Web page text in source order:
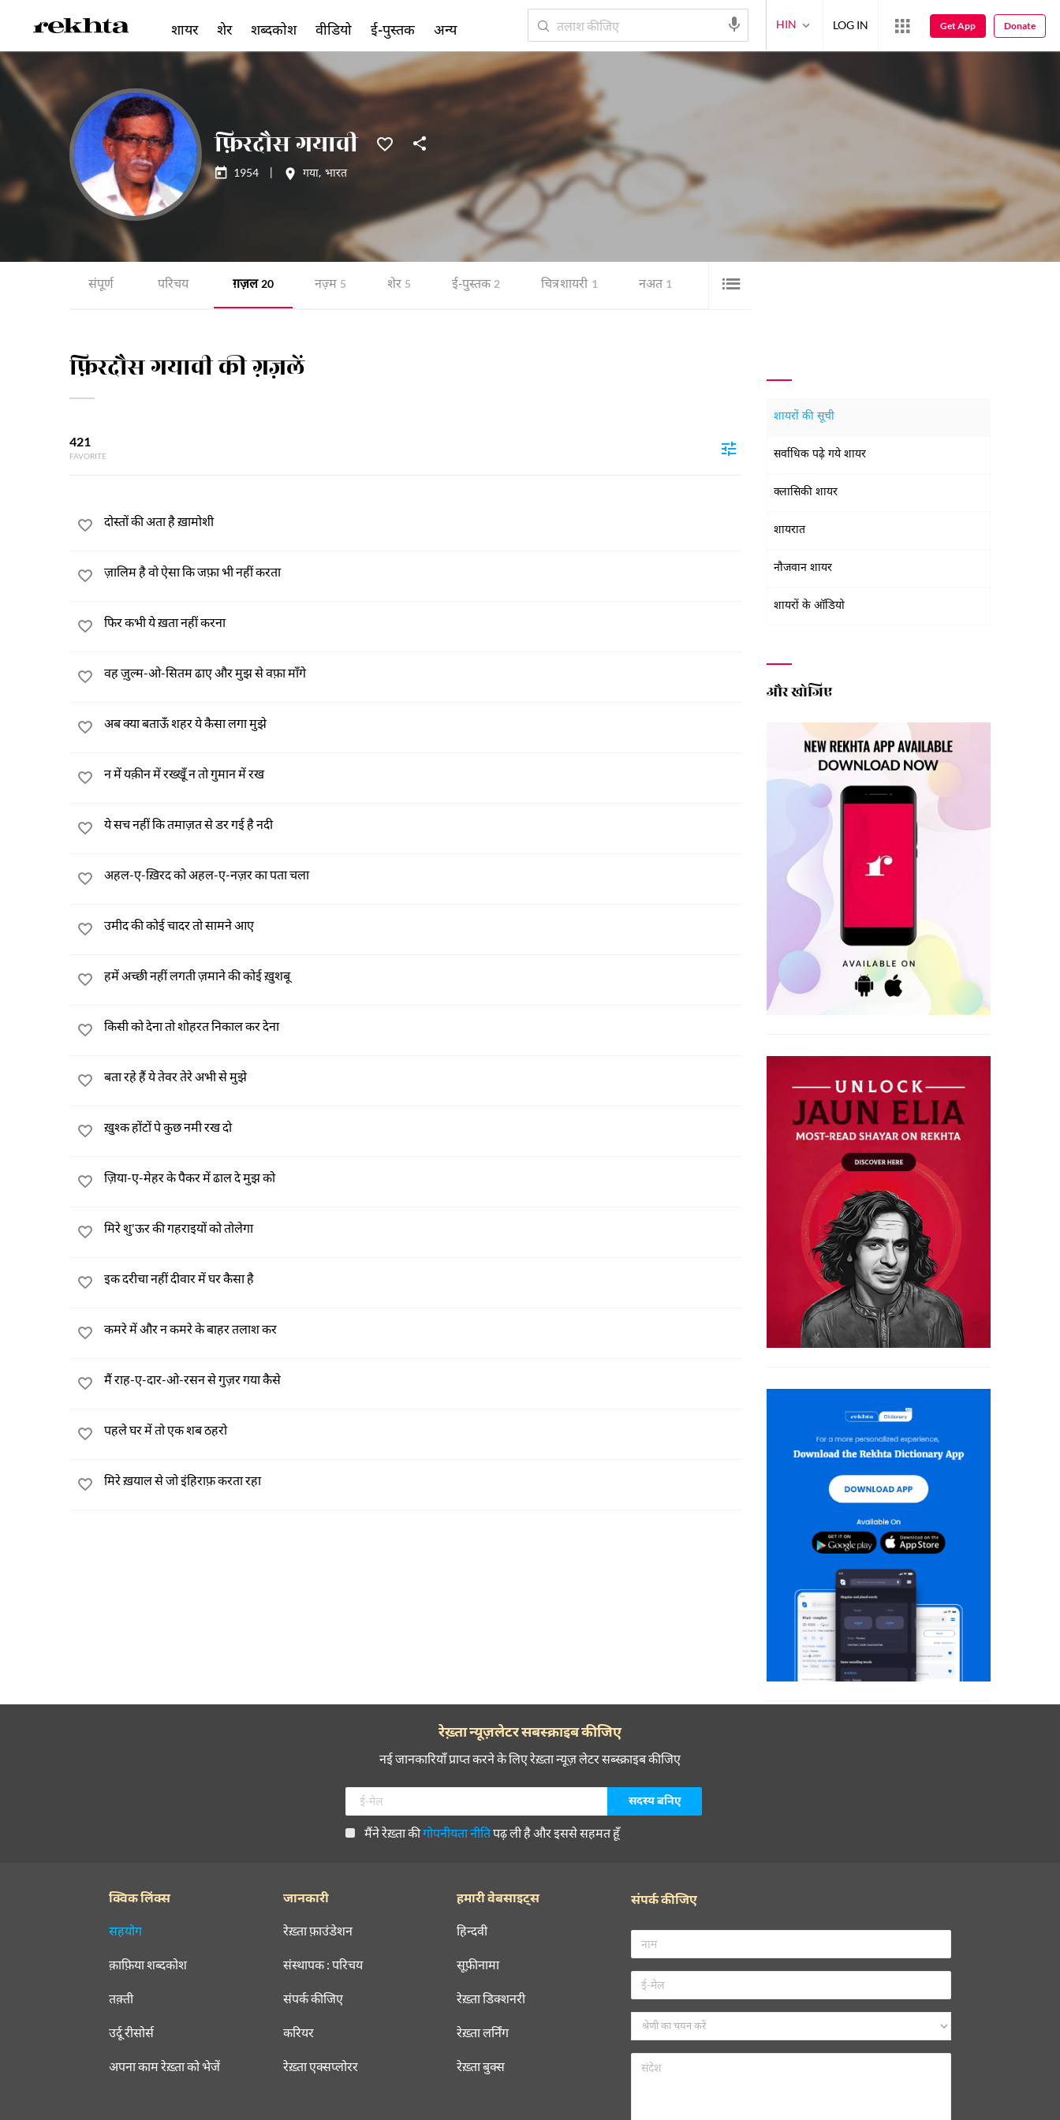
फ़िरदौस गयावी
1954 गया, भारत
संपूर्ण परिचय ग़ज़ल 20 नज़्म 5 शेर 5 ई-पुस्तक 2 चित्र शायरी 1 नअत 1
फ़िरदौस गयावी की ग़ज़लें
421
FAVORITE
दोस्तों की अता है ख़ामोशी
ज़ालिम है वो ऐसा कि जफ़ा भी नहीं करता
फिर कभी ये ख़ता नहीं करना
वह ज़ुल्म-ओ-सितम ढाए और मुझ से वफ़ा माँगे
अब क्या बताऊँ शहर ये कैसा लगा मुझे
न में यक़ीन में रख्खूँ न तो गुमान में रख
ये सच नहीं कि तमाज़त से डर गई है नदी
अहल-ए-ख़िरद को अहल-ए-नज़र का पता चला
उमीद की कोई चादर तो सामने आए
हमें अच्छी नहीं लगती ज़माने की कोई ख़ुशबू
किसी को देना तो शोहरत निकाल कर देना
बता रहे हैं ये तेवर तेरे अभी से मुझे
ख़ुश्क होंटों पे कुछ नमी रख दो
ज़िया-ए-मेहर के पैकर में ढाल दे मुझ को
मिरे शु'ऊर की गहराइयों को तोलेगा
इक दरीचा नहीं दीवार में घर कैसा है
कमरे में और न कमरे के बाहर तलाश कर
मैं राह-ए-दार-ओ-रसन से गुज़र गया कैसे
पहले घर में तो एक शब ठहरो
मिरे ख़याल से जो इंहिराफ़ करता रहा
शायरों की सूची
सर्वाधिक पढ़े गये शायर
क्लासिकी शायर
शायरात
नौजवान शायर
शायरों के ऑडियो
और खोजिए
शायर शेर शब्दकोश वीडियो ई-पुस्तक अन्य HIN LOG IN Get App Donate
रेख़्ता न्यूज़लेटर सबस्क्राइब कीजिए
नई जानकारियाँ प्राप्त करने के लिए रेख़्ता न्यूज़ लेटर सब्स्क्राइब कीजिए
मैंने रेख़्ता कीगोपनीयता नीतिपढ़ ली है और इससे सहमत हूँ
क्विक लिंक्स
सहयोग
क़ाफ़िया शब्दकोश
तक़्ती
उर्दू रीसोर्स
अपना काम रेख़्ता को भेजें
जानकारी
रेख़्ता फ़ाउंडेशन
संस्थापक : परिचय
संपर्क कीजिए
करियर
रेख़्ता एक्सप्लोरर
हमारी वेबसाइट्स
हिन्दवी
सूफ़ीनामा
रेख़्ता डिक्शनरी
रेख़्ता लर्निंग
रेख़्ता बुक्स
संपर्क कीजिए